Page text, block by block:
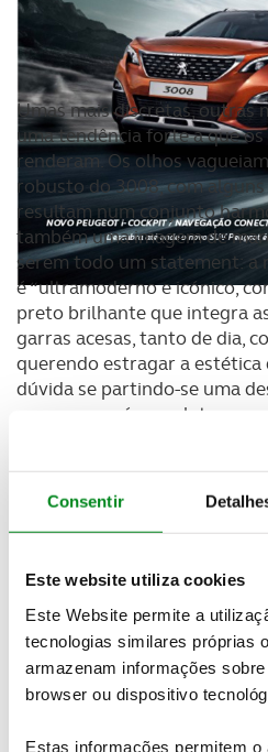
Consentir
Este website utiliza cookies
Este Website permite a
tecnologias similares próprias
armazenam informações
browser ou dispositivo
Estas informações permitem o
Umas mais discretas, outras
uma tendência forte a que os
renderam. Os olhos
robusto do 3008, com
resultam num conjunto
também uma imagem de
serem todo um statement: a
é “ultramoderno e icónico,
preto brilhante que integra
garras acesas, tanto de dia,
querendo estragar a estética
dúvida se partindo-se uma
na garagem é completa…
O interior deste modelo é
corridas. Desde logo, o
em cima e em baixo. Se terá
ganhou destaque. E as seis
painel de bordo levam-nos
corridas, ainda que o écran
intuitivo.
A inovação do i-cockpit, que
configuração do painel de